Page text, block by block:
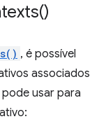
)
, é possível
associados
usar para